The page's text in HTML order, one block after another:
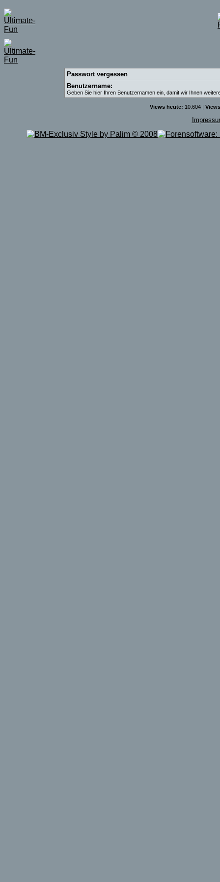
Passwort vergessen
Benutzername:
Geben Sie hier Ihren Benutzernamen ein, damit wir Ihnen
Views heute: 10.604 |